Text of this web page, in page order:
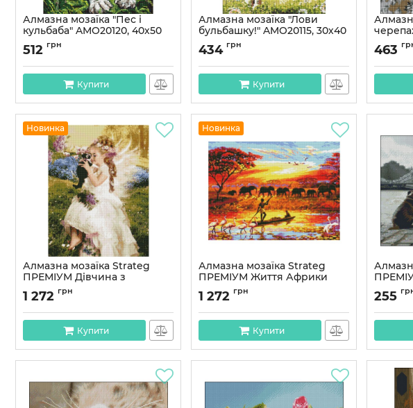
Алмазна мозаїка "Пес і
кульбаба" AMO20120, 40х50
Артикул:
512 грн
Купити
Алмазна мозаїка "Лови
бульбашку!" AMO20115, 30х40
Артикул:
434 грн
Купити
Артикул:
463
Новинка
Алмазна мозаїка Strateg
ПРЕМІУМ Дівчина з
кошеням 50х60 см HA0012
Артикул:
1 272 грн
Купити
Новинка
Алмазна мозаїка Strateg
ПРЕМІУМ Життя Африки
50х60 см HA0002
Артикул:
1 272 грн
Купити
см
Артикул:
255